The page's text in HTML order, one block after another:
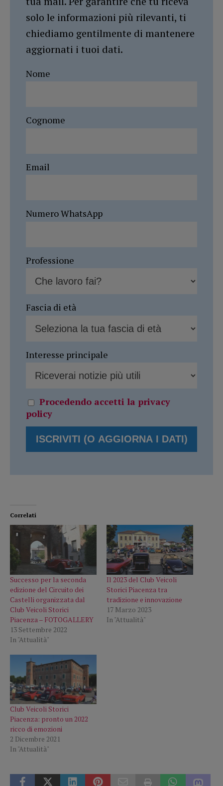
solo le informazioni più rilevanti, ti
chiediamo gentilmente di mantenere
aggiornati i tuoi dati.
Nome
Cognome
Email
Numero WhatsApp
Professione
Fascia di età
Interesse principale
Procedendo accetti la privacy
policy
Correlati
Successo per la seconda
edizione del Circuito dei
Castelli organizzata dal
Club Veicoli Storici
Piacenza – FOTOGALLERY
13 Settembre 2022
In "Attualità"
Il 2023 del Club Veicoli
Storici Piacenza tra
tradizione e innovazione
17 Marzo 2023
In "Attualità"
Club Veicoli Storici
Piacenza: pronto un 2022
ricco di emozioni
2 Dicembre 2021
In "Attualità"